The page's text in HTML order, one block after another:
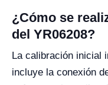
¿Cómo se
del YR06208?
La calibración inicial
incluye la conexión